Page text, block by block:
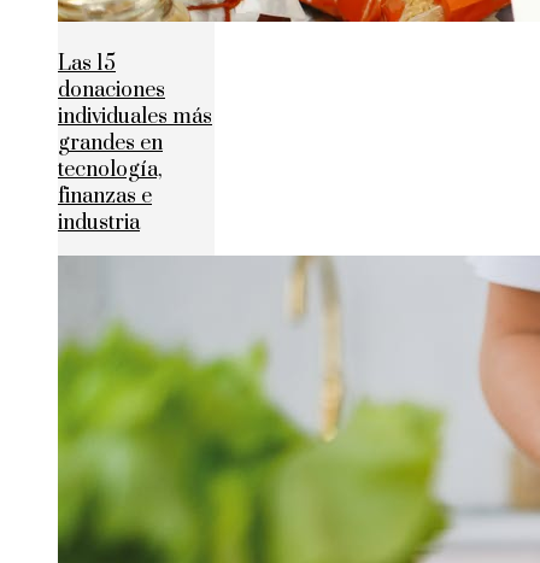
Las 15
donaciones
individuales más
grandes en
tecnología,
finanzas e
industria